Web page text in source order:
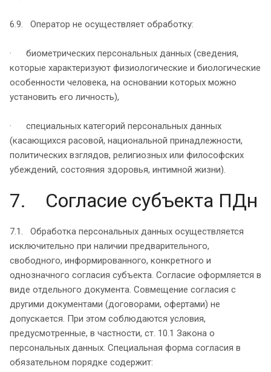
6.9. Оператор не осуществляет обработку:
· биометрических персональных данных (сведения,
которые характеризуют физиологические и биологические
особенности человека, на основании которых можно
установить его личность),
· специальных категорий персональных данных
(касающихся расовой, национальной принадлежности,
политических взглядов, религиозных или философских
убеждений, состояния здоровья, интимной жизни).
7. Согласие субъекта ПДн
7.1. Обработка персональных данных осуществляется
исключительно при наличии предварительного,
свободного, информированного, конкретного и
однозначного согласия субъекта. Согласие оформляется в
виде отдельного документа. Совмещение согласия с
другими документами (договорами, офертами) не
допускается. При этом соблюдаются условия,
предусмотренные, в частности, ст. 10.1 Закона о
персональных данных. Специальная форма согласия в
обязательном порядке содержит: